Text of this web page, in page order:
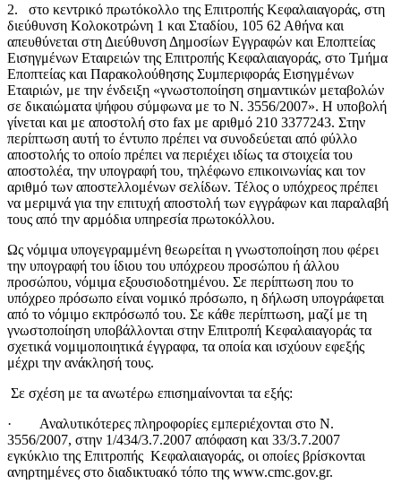
2. στο κεντρικό πρωτόκολλο της Επιτροπής Κεφαλαιαγοράς, στη
διεύθυνση Κολοκοτρώνη 1 και Σταδίου, 105 62 Αθήνα και
απευθύνεται στη Διεύθυνση Δημοσίων Εγγραφών και Εποπτείας
Εισηγμένων Εταιρειών της Επιτροπής Κεφαλαιαγοράς, στο Τμήμα
Εποπτείας και Παρακολούθησης Συμπεριφοράς Εισηγμένων
Εταιριών, με την ένδειξη «γνωστοποίηση σημαντικών μεταβολών
σε δικαιώματα ψήφου σύμφωνα με το Ν. 3556/2007». Η υποβολή
γίνεται και με αποστολή στο fax με αριθμό 210 3377243. Στην
περίπτωση αυτή το έντυπο πρέπει να συνοδεύεται από φύλλο
αποστολής το οποίο πρέπει να περιέχει ιδίως τα στοιχεία του
αποστολέα, την υπογραφή του, τηλέφωνο επικοινωνίας και τον
αριθμό των αποστελλομένων σελίδων. Τέλος ο υπόχρεος πρέπει
να μεριμνά για την επιτυχή αποστολή των εγγράφων και παραλαβή
τους από την αρμόδια υπηρεσία πρωτοκόλλου.
Ως νόμιμα υπογεγραμμένη θεωρείται η γνωστοποίηση που φέρει
την υπογραφή του ίδιου του υπόχρεου προσώπου ή άλλου
προσώπου, νόμιμα εξουσιοδοτημένου. Σε περίπτωση που το
υπόχρεο πρόσωπο είναι νομικό πρόσωπο, η δήλωση υπογράφεται
από το νόμιμο εκπρόσωπό του. Σε κάθε περίπτωση, μαζί με τη
γνωστοποίηση υποβάλλονται στην Επιτροπή Κεφαλαιαγοράς τα
σχετικά νομιμοποιητικά έγγραφα, τα οποία και ισχύουν εφεξής
μέχρι την ανάκλησή τους.
Σε σχέση με τα ανωτέρω επισημαίνονται τα εξής:
· Αναλυτικότερες πληροφορίες εμπεριέχονται στο Ν.
3556/2007, στην 1/434/3.7.2007 απόφαση και 33/3.7.2007
εγκύκλιο της Επιτροπής Κεφαλαιαγοράς, οι οποίες βρίσκονται
ανηρτημένες στο διαδικτυακό τόπο της www.cmc.gov.gr.